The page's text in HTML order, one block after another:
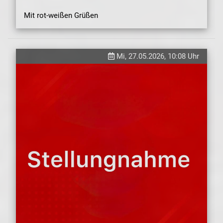
Mit rot-weißen Grüßen
Mi, 27.05.2026, 10:08 Uhr